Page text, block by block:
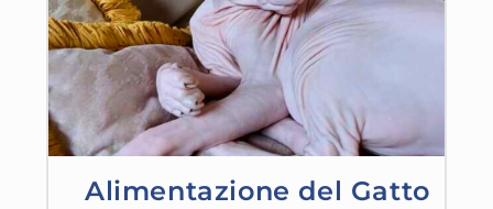
Alimentazione del Gatto